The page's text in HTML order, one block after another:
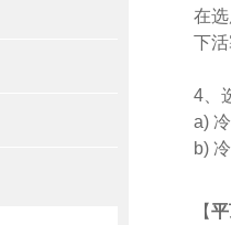
在
下
4、
a)
b)
【